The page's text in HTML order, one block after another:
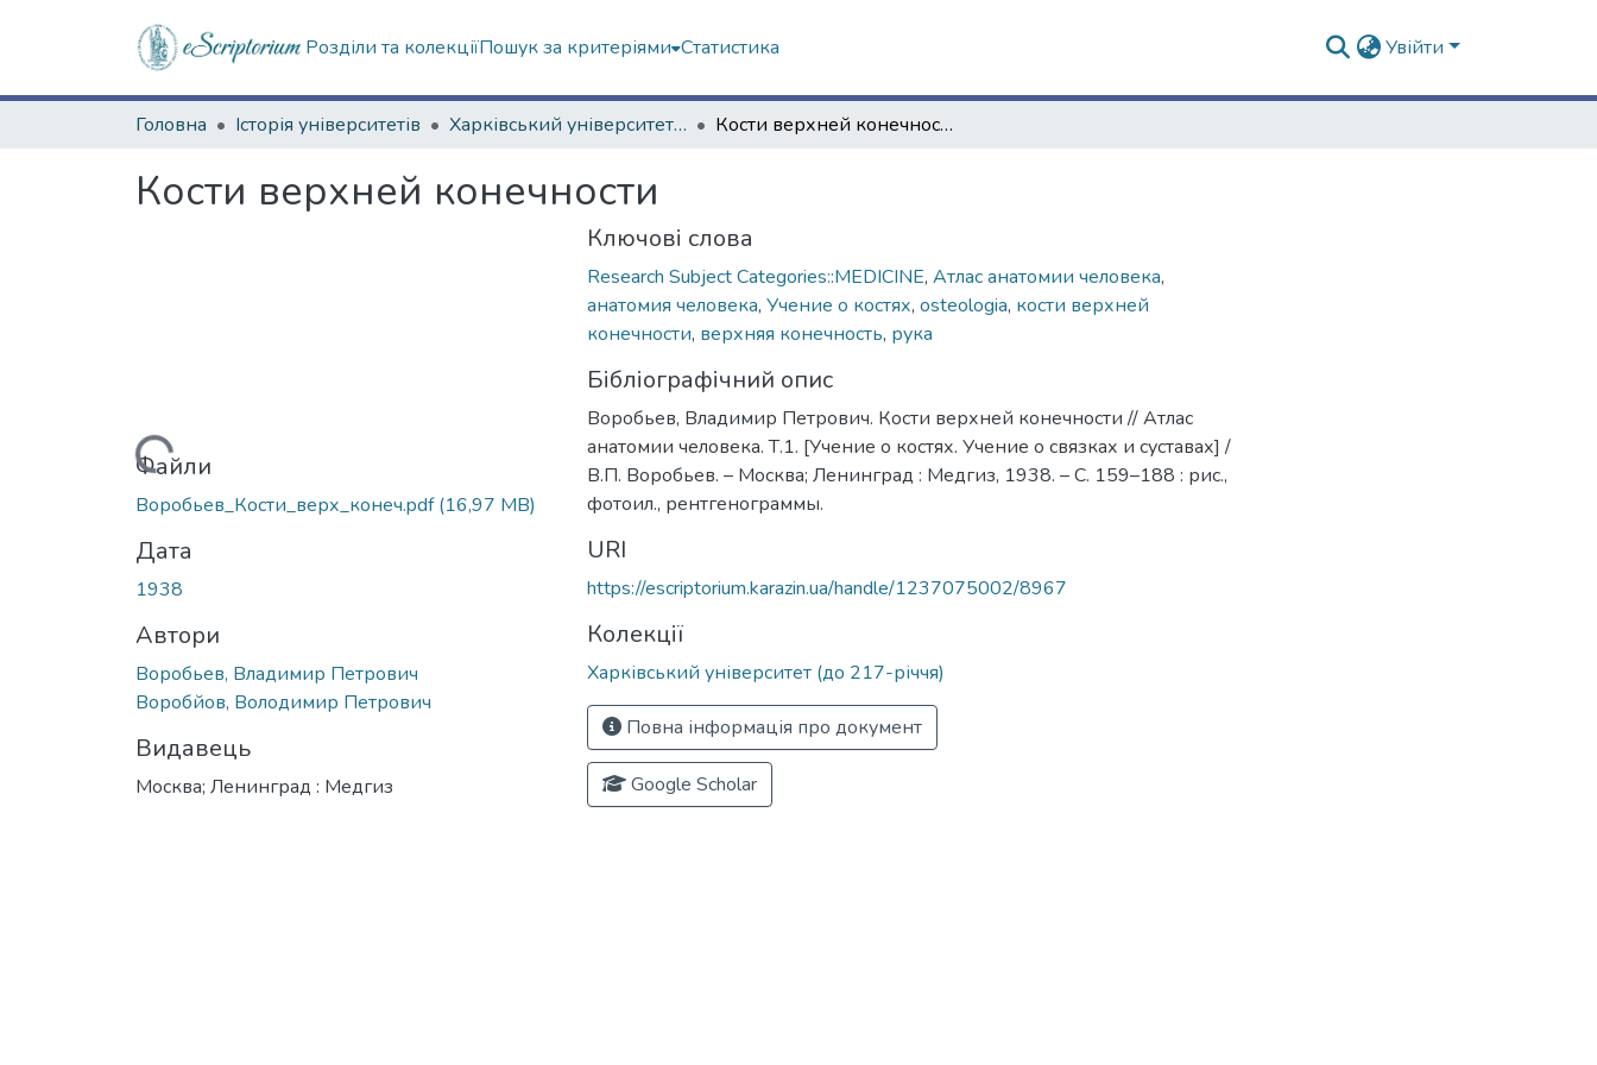
Розділи та колекціїПошук за критеріями Статистика Увійти
Головна Історія університетів Харківський університет (до 217-річчя) Кости верхней конечности
Кости верхней конечности
Вантажиться...
Файли
Воробьев_Кости_верх_конеч.pdf(16,97 MB)
Дата
1938
Автори
Воробьев, Владимир Петрович
Воробйов, Володимир Петрович
Видавець
Москва; Ленинград : Медгиз
Ключові слова
Research Subject Categories::MEDICINE, Атлас анатомии человека,
анатомия человека, Учение о костях, osteologia, кости верхней
конечности, верхняя конечность, рука
Бібліографічний опис
Воробьев, Владимир Петрович. Кости верхней конечности // Атлас
анатомии человека. Т.1. [Учение о костях. Учение о связках и суставах] /
В.П. Воробьев. – Москва; Ленинград : Медгиз, 1938. – С. 159–188 : рис.,
фотоил., рентгенограммы.
URI
https://escriptorium.karazin.ua/handle/1237075002/8967
Колекції
Харківський університет (до 217-річчя)
Повна інформація про документ
Google Scholar